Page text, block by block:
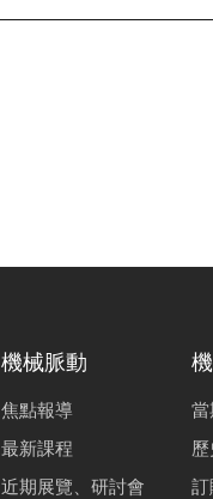
機械脈動
焦點報導
最新課程
近期展覽、研討會